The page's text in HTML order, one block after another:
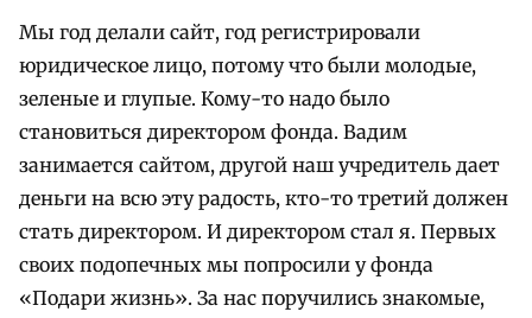
Мы год делали сайт, год регистрировали
юридическое лицо, потому что были молодые,
зеленые и глупые. Кому-то надо было
становиться директором фонда. Вадим
занимается сайтом, другой наш учредитель дает
деньги на всю эту радость, кто-то третий должен
стать директором. И директором стал я. Первых
своих подопечных мы попросили у фонда
«Подари жизнь». За нас поручились знакомые,